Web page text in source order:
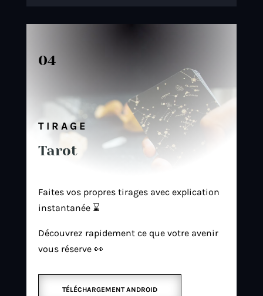
04
TIRAGE
Tarot
Faites vos propres tirages avec explication
instantanée ⌛
Découvrez rapidement ce que votre avenir
vous réserve 👀
TÉLÉCHARGEMENT ANDROID